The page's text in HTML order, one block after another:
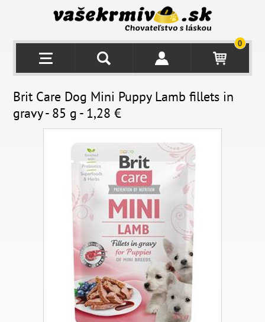
0
Brit Care Dog Mini Puppy Lamb fillets in
gravy - 85 g - 1,28 €